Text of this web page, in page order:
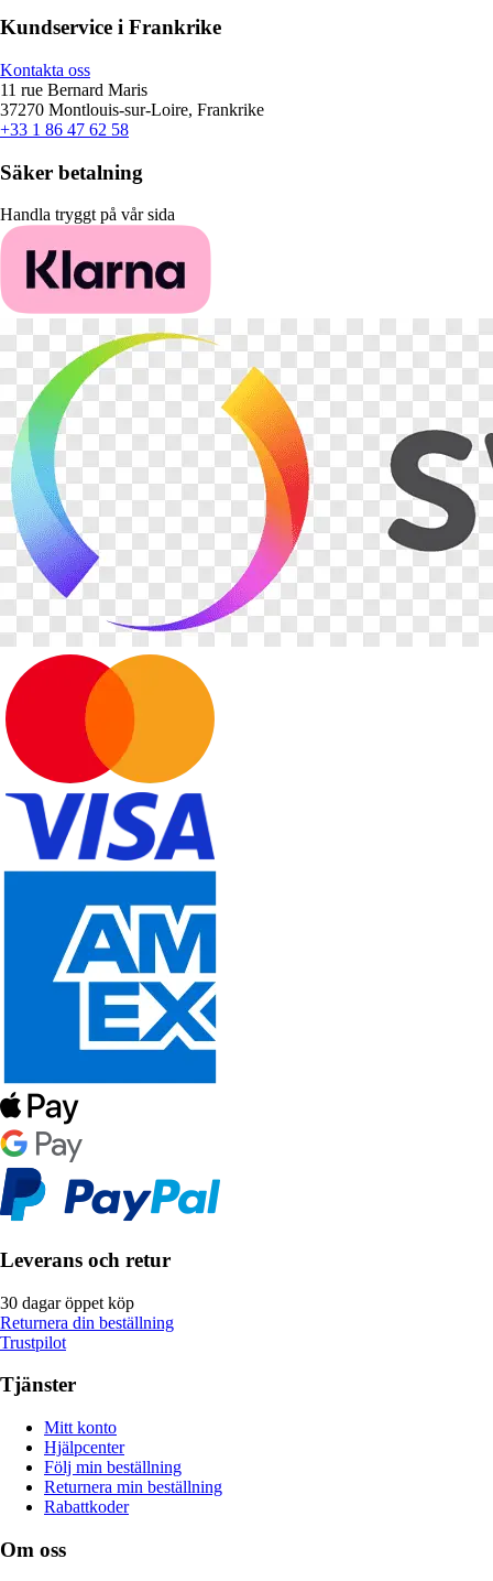
Kundservice i Frankrike
Kontakta oss
11 rue Bernard Maris
37270 Montlouis-sur-Loire, Frankrike
+33 1 86 47 62 58
Säker betalning
Handla tryggt på vår sida
Leverans och retur
30 dagar öppet köp
Returnera din beställning
Trustpilot
Tjänster
Mitt konto
Hjälpcenter
Följ min beställning
Returnera min beställning
Rabattkoder
Om oss